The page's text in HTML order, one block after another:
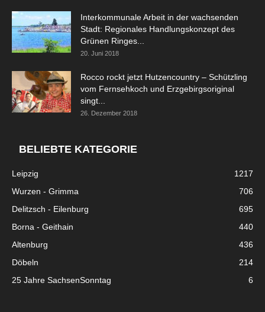
Interkommunale Arbeit in der wachsenden
Stadt: Regionales Handlungskonzept des
Grünen Ringes...
20. Juni 2018
Rocco rockt jetzt Hutzencountry – Schützling
vom Fernsehkoch und Erzgebirgsoriginal
singt...
26. Dezember 2018
BELIEBTE KATEGORIE
Leipzig
1217
Wurzen - Grimma
706
Delitzsch - Eilenburg
695
Borna - Geithain
440
Altenburg
436
Döbeln
214
25 Jahre SachsenSonntag
6